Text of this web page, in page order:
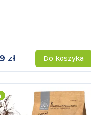
zł Do koszyka